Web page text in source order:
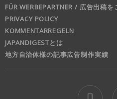
FÜR WERBEPARTNER / 広告出稿
PRIVACY POLICY
KOMMENTARREGELN
JAPANDIGESTとは
地方自治体様の記事広告制作実績